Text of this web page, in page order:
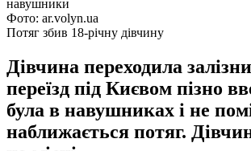
Фото: ar.volyn.ua
Потяг збив 18-річну дівчину
Дівчина переходила
переїзд під Києвом пізно
була в навушниках і не
наближається потяг.